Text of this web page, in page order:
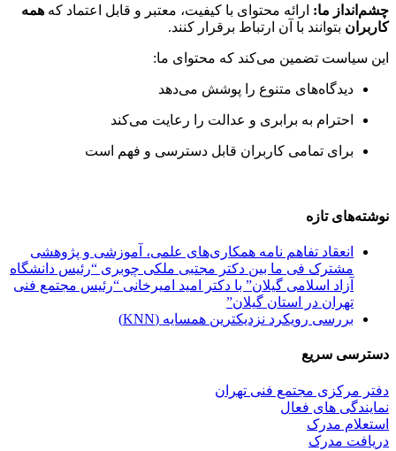
چشم‌انداز ما: ارائه محتوای با کیفیت، معتبر و قابل اعتماد که همه
کاربران بتوانند با آن ارتباط برقرار کنند.
این سیاست تضمین می‌کند که محتوای ما:
دیدگاه‌های متنوع را پوشش می‌دهد
احترام به برابری و عدالت را رعایت می‌کند
برای تمامی کاربران قابل دسترسی و فهم است
نوشته‌های تازه
انعقاد تفاهم نامه همکاری‌های علمی، آموزشی و پژوهشی
مشترک فی ما بین دکتر مجتبی ملکی چوبری “رئیس دانشگاه
آزاد اسلامی گیلان” با دکتر امید امیرخانی “رئیس مجتمع فنی
تهران در استان گیلان”
بررسی رویکرد نزدیکترین همسایه (KNN)
دسترسی سریع
دفتر مرکزی مجتمع فنی تهران
نمایندگی های فعال
استعلام مدرک
دریافت مدرک